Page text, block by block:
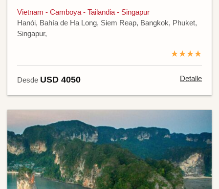
Vietnam - Camboya - Tailandia - Singapur
Hanói, Bahía de Ha Long, Siem Reap, Bangkok, Phuket,
Singapur,
★★★★
Desde USD 4050 Detalle